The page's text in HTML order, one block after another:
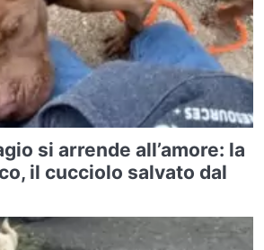
si arrende all’amore: la
il cucciolo salvato dal